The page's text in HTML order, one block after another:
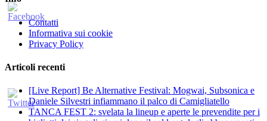
Contatti
Informativa sui cookie
Privacy Policy
Articoli recenti
[Live Report] Be Alternative Festival: Mogwai, Subsonica e
Daniele Silvestri infiammano il palco di Camigliatello
TANCA FEST 2: svelata la lineup e aperte le prevendite per i